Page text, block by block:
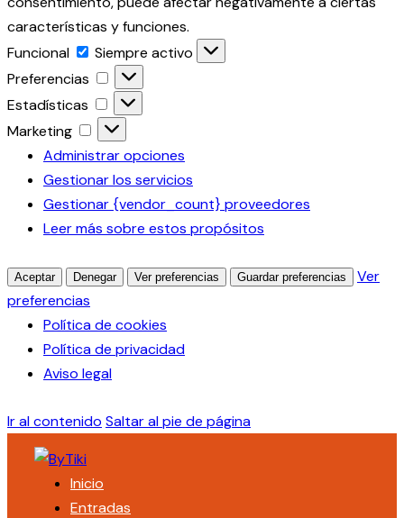
características y funciones.
Funcional
Funcional
Siempre activo
Preferencias
Preferencias
Estadísticas
Estadísticas
Marketing
Marketing
Administrar opciones
Gestionar los servicios
Gestionar {vendor_count} proveedores
Leer más sobre estos propósitos
Aceptar Denegar Ver preferencias Guardar preferencias
Ver
preferencias
Política de cookies
Política de privacidad
Aviso legal
Ir al contenido Saltar al pie de página
Inicio
Entradas